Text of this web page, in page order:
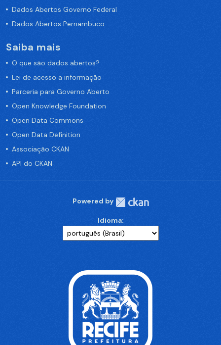
Dados Abertos Governo Federal
Dados Abertos Pernambuco
Saiba mais
O que são dados abertos?
Lei de acesso a informação
Parceria para Governo Aberto
Open Knowledge Foundation
Open Data Commons
Open Data Definition
Associação CKAN
API do CKAN
Powered by
Idioma